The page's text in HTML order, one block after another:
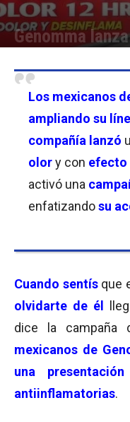
Genomma
Los mexicanos
ampliando su
compañía lanzó
olory con efecto
activó una
enfatizandosu
Cuando sentís que
olvidarte de él
dice la campaña
mexicanos de
una presentación
antiinflamatorias.